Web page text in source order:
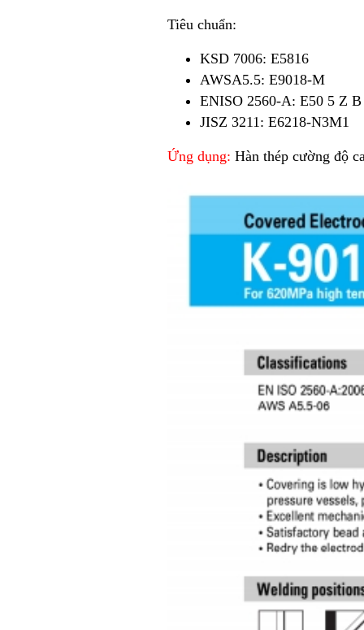
Tiêu chuẩn:
KSD 7006: E5816
AWSA5.5: E9018-M
ENISO 2560-A: E50 5 Z
JISZ 3211: E6218-N3M1
Ứng dụng:Hàn thép cường độ